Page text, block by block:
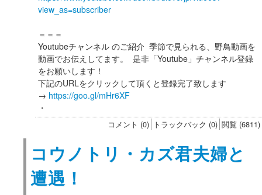
view_as=subscriber
＝＝＝
Youtubeチャンネル のご紹介 季節で見られる、野鳥動画を
動画でお伝えしてます。 是非「Youtube」チャンネル登録
をお願いします！
下記のURLをクリックして頂くと登録完了致します
→ https://goo.gl/mHr6XF
・
コメント (0) トラックバック (0) 閲覧 (6811)
コウノトリ・カズ君夫婦と
遭遇！